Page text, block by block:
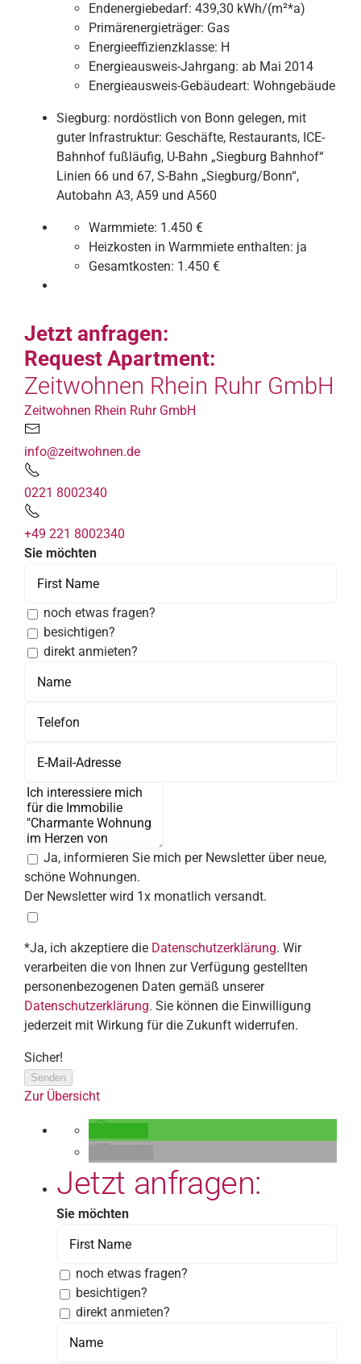
Endenergiebedarf: 439,30 kWh/(m²*a)
Primärenergieträger: Gas
Energieeffizienzklasse: H
Energieausweis-Jahrgang: ab Mai 2014
Energieausweis-Gebäudeart: Wohngebäude
Siegburg: nordöstlich von Bonn gelegen, mit
guter Infrastruktur: Geschäfte, Restaurants, ICE-
Bahnhof fußläufig, U-Bahn „Siegburg Bahnhof“
Linien 66 und 67, S-Bahn „Siegburg/Bonn“,
Autobahn A3, A59 und A560
Warmmiete: 1.450 €
Heizkosten in Warmmiete enthalten: ja
Gesamtkosten: 1.450 €
Jetzt anfragen:
Request Apartment:
Zeitwohnen Rhein Ruhr GmbH
Zeitwohnen Rhein Ruhr GmbH
info@zeitwohnen.de
0221 8002340
+49 221 8002340
Sie möchten
noch etwas fragen?
besichtigen?
direkt anmieten?
Ja, informieren Sie mich per Newsletter über neue,
schöne Wohnungen.
Der Newsletter wird 1x monatlich versandt.
*Ja, ich akzeptiere die Datenschutzerklärung. Wir
verarbeiten die von Ihnen zur Verfügung gestellten
personenbezogenen Daten gemäß unserer
Datenschutzerklärung. Sie können die Einwilligung
jederzeit mit Wirkung für die Zukunft widerrufen.
Sicher!
Senden
Zur Übersicht
Jetzt anfragen:
Sie möchten
noch etwas fragen?
besichtigen?
direkt anmieten?